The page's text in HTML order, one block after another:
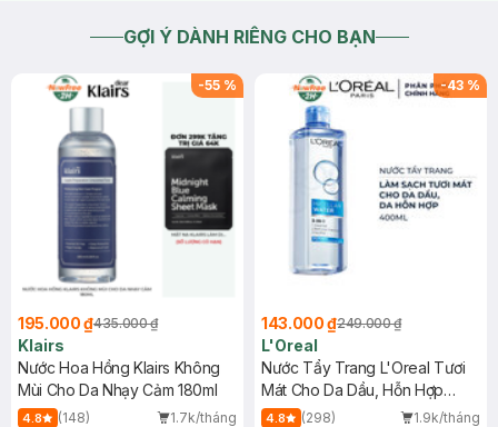
GỢI Ý DÀNH RIÊNG CHO BẠN
-55 %
195.000 ₫435.000 ₫
Klairs
Nước Hoa Hồng Klairs Không
Mùi Cho Da Nhạy Cảm 180ml
4.8 (148)
1.7k/tháng
-43 %
143.000 ₫249.000 ₫
L'Oreal
Nước Tẩy Trang L'Oreal Tươi
Mát Cho Da Dầu, Hỗn Hợp
400ml
4.8 (298)
1.9k/tháng